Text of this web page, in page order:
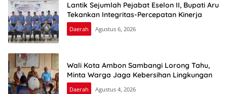
Lantik Sejumlah Pejabat Eselon II, Bupati Aru
Tekankan Integritas-Percepatan Kinerja
Daerah Agustus 6, 2026
Wali Kota Ambon Sambangi Lorong Tahu,
Minta Warga Jaga Kebersihan Lingkungan
Daerah Agustus 4, 2026